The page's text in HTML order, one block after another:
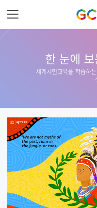
텐
한 눈에
세계시민교육을 학습하